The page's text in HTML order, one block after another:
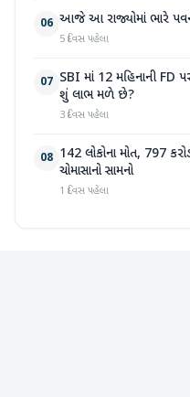
06 આજે આ રાજ્યોમાં ભારે
5 દિવસ પહેલા
07 SBI માં 12 મહિનાની FD
શું લાભ મળે છે?
3 દિવસ પહેલા
08 142 લોકોના મોત, 797
ચોમાસાનો સામનો
1 દિવસ પહેલા